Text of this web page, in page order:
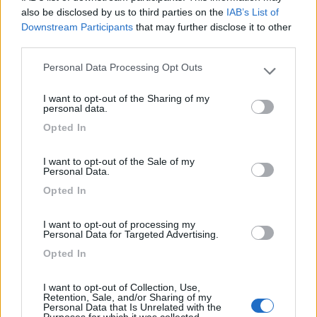
also be disclosed by us to third parties on the IAB’s List of
Downstream Participants that may further disclose it to other
Please note that this website/app uses one or more Google
not limited to your visit or usage behaviour. You may click to
use your data for below specified purposes in below Google
Personal Data Processing Opt Outs
I want to opt-out of the Sharing of my
personal data.
Opted In
I want to opt-out of the Sale of my
Personal Data.
Opted In
I want to opt-out of processing my
Personal Data for Targeted Advertising.
Opted In
I want to opt-out of Collection, Use,
Retention, Sale, and/or Sharing of my
Personal Data that Is Unrelated with the
Hai qualche news Antonio_xxx? anch'io ho preso volante con
comandi, ho scoperto che bisogna cambiare il devioluci perchè
l'antenna che riceve i segnali dei comandi è lì, poi credo, visto
che i cavi nel connettore arrivano alla radio, non manchi altro...
Challenger Genesis 55 Ducato x250 2.3 130CV remap
Deltone
Inserito il14/07/2019 alle:20:54:41
volante?
bigfish
1198
Inserito il04/11/2019
In risposta al messaggio di Deltonedel 14/07/2019
Qualche news? Antonio-xxx sei riuscito a mettere i comandi al volante?